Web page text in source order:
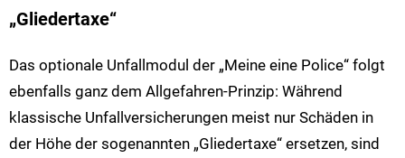
„Gliedertaxe“
Das optionale Unfallmodul der „Meine eine Police“ folgt
ebenfalls ganz dem Allgefahren-Prinzip: Während
klassische Unfallversicherungen meist nur Schäden in
der Höhe der sogenannten „Gliedertaxe“ ersetzen, sind